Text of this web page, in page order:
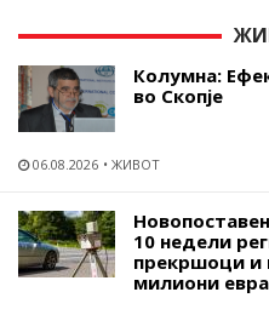
Колумна:
во Скопје
06.08.2026 ЖИВОТ
10 недели
прекршоци и
милиони евра